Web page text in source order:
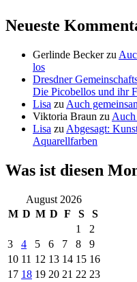
Neueste
Gerlinde Beckerzu
los
Dresdner
Die Picobellos und ihr
Lisa zu Auch
Viktoria Braun zu Auch
Lisa zu Abgesagt:
Aquarellfarben
Was ist diesen
August 2026
M D M D F S
S
1
2
3
4 5 6 7 8
9
10 11 12 13 14 15 16
17 18 19 20 21 22 23